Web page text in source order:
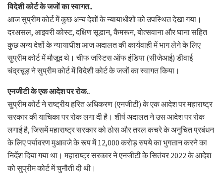
विदेशी कोर्ट के जजों का स्वागत..
आज सुप्रीम कोर्ट में कुछ अन्य देशों के न्यायाधीशों को उपस्थित देखा गया।
दरअसल, आइवरी कोस्ट, दक्षिण सूडान, कैमरून, बोत्सवाना और घाना सहित
कुछ अन्य देशों के न्यायाधीश आज अदालत की कार्यवाही में भाग लेने के लिए
सुप्रीम कोर्ट में मौजूद थे। चीफ जस्टिस ऑफ इंडिया (सीजेआई) डीवाई
चंद्रचूड़ ने सुप्रीम कोर्ट में विदेशी कोर्ट के जजों का स्वागत किया।
एनजीटी के एक आदेश पर रोक..
सुप्रीम कोर्ट ने राष्ट्रीय हरित अधिकरण (एनजीटी) के एक आदेश पर महाराष्ट्र
सरकार की याचिका पर रोक लगा दी है। शीर्ष अदालत ने उस आदेश पर रोक
लगाई है, जिसमें महाराष्ट्र सरकार को ठोस और तरल कचरे के अनुचित प्रबंधन
के लिए पर्यावरण मुआवजे के रूप में 12,000 करोड़ रुपये का भुगतान करने का
निर्देश दिया गया था। महाराष्ट्र सरकार ने एनजीटी के सितंबर 2022 के आदेश
को सुप्रीम कोर्ट में चुनौती दी थी।